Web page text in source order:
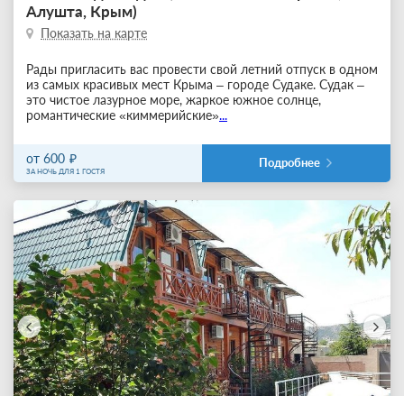
Алушта, Крым)
Показать на карте
Рады пригласить вас провести свой летний отпуск в одном
из самых красивых мест Крыма – городе Судаке. Судак –
это чистое лазурное море, жаркое южное солнце,
романтические «киммерийские»...
от 600
ЗА НОЧЬ ДЛЯ 1 ГОСТЯ
Подробнее